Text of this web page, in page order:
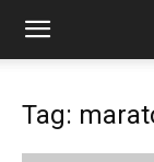
Tag: